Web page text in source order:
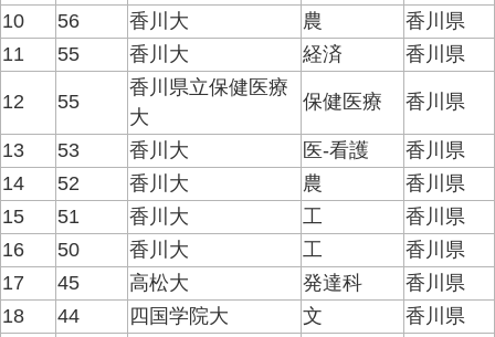
10
56 香川大 農
香川県
11
55 香川大 経済 香川県
12 55
香川県立保健医療
大
保健医療 香川県
13 53 香川大 医-看護
香川県
14
52 香川大 農
香川県
15
51 香川大 工
香川県
16
50 香川大 工
香川県
17
45 高松大 発達科
香川県
18
44 四国学院大 文
香川県